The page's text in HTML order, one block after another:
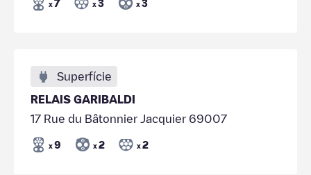
x 7 x 3 x 3
Superfície
RELAIS GARIBALDI
17 Rue du Bâtonnier Jacquier 69007
x 9 x 2 x 2